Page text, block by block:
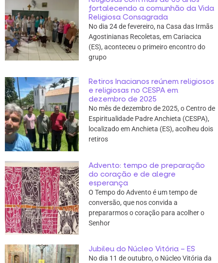
fortalecendo a comunhão da Vida
Religiosa Consagrada
No dia 24 de fevereiro, na Casa das Irmãs
Agostinianas Recoletas, em Cariacica
(ES), aconteceu o primeiro encontro do
grupo
Retiros Inacianos reúnem religiosos
e religiosas no CESPA em
dezembro de 2025
No mês de dezembro de 2025, o Centro de
Espiritualidade Padre Anchieta (CESPA),
localizado em Anchieta (ES), acolheu dois
retiros
Advento: tempo de preparação
do coração e de alegre
esperança
O Tempo do Advento é um tempo de
conversão, que nos convida a
prepararmos o coração para acolher o
Senhor
Jubileu do Núcleo Vitória – ES
No dia 11 de outubro, o Núcleo Vitória da